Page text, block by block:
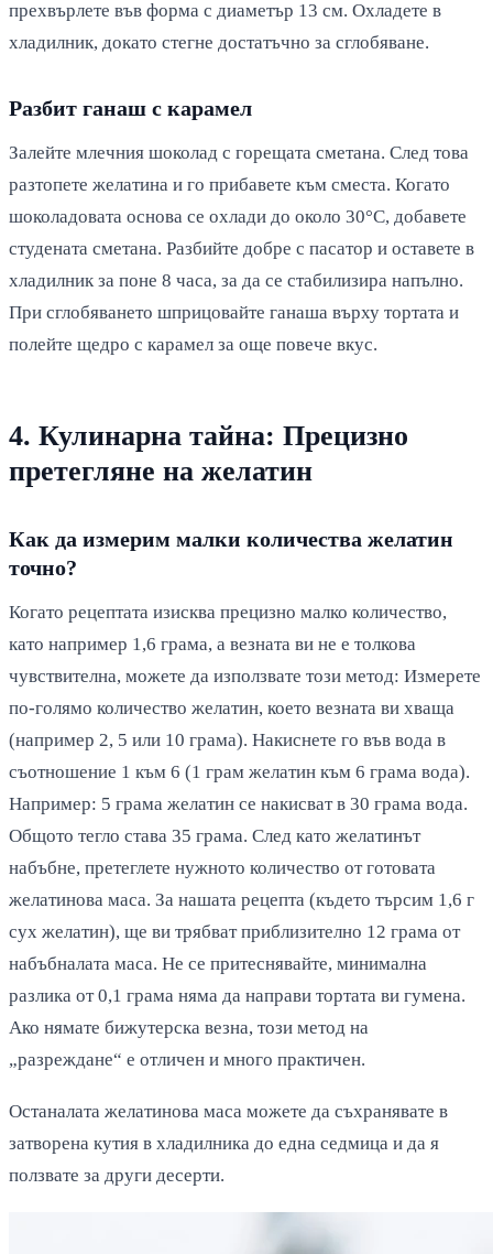
прехвърлете във форма с диаметър 13 см. Охладете в
хладилник, докато стегне достатъчно за сглобяване.
Разбит ганаш с карамел
Залейте млечния шоколад с горещата сметана. След това
разтопете желатина и го прибавете към сместа. Когато
шоколадовата основа се охлади до около 30°C, добавете
студената сметана. Разбийте добре с пасатор и оставете в
хладилник за поне 8 часа, за да се стабилизира напълно.
При сглобяването шприцовайте ганаша върху тортата и
полейте щедро с карамел за още повече вкус.
4. Кулинарна тайна: Прецизно
претегляне на желатин
Как да измерим малки количества желатин
точно?
Когато рецептата изисква прецизно малко количество,
като например 1,6 грама, а везната ви не е толкова
чувствителна, можете да използвате този метод: Измерете
по-голямо количество желатин, което везната ви хваща
(например 2, 5 или 10 грама). Накиснете го във вода в
съотношение 1 към 6 (1 грам желатин към 6 грама вода).
Например: 5 грама желатин се накисват в 30 грама вода.
Общото тегло става 35 грама. След като желатинът
набъбне, претеглете нужното количество от готовата
желатинова маса. За нашата рецепта (където търсим 1,6 г
сух желатин), ще ви трябват приблизително 12 грама от
набъбналата маса. Не се притеснявайте, минимална
разлика от 0,1 грама няма да направи тортата ви гумена.
Ако нямате бижутерска везна, този метод на
„разреждане“ е отличен и много практичен.
Останалата желатинова маса можете да съхранявате в
затворена кутия в хладилника до една седмица и да я
ползвате за други десерти.